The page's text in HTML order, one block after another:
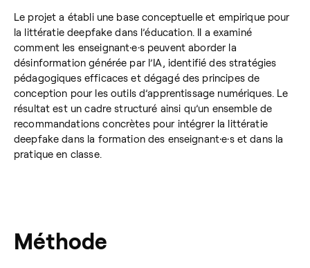
Le projet a établi une base conceptuelle et empirique pour
la littératie deepfake dans l’éducation. Il a examiné
comment les enseignant·e·s peuvent aborder la
désinformation générée par l’IA, identifié des stratégies
pédagogiques efficaces et dégagé des principes de
conception pour les outils d’apprentissage numériques. Le
résultat est un cadre structuré ainsi qu’un ensemble de
recommandations concrètes pour intégrer la littératie
deepfake dans la formation des enseignant·e·s et dans la
pratique en classe.
Méthode